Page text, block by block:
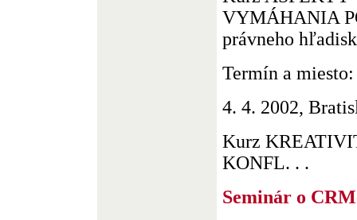
VYMÁHANIA
právneho
Termín a miesto:
4. 4. 2002,
Kurz
KONFL. . .
Seminár o